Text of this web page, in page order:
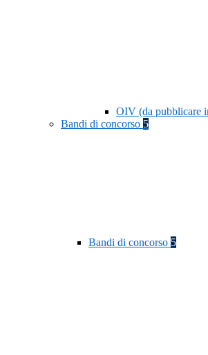
OIV (da pubblicare
Bandi di concorso 5
Bandi di concorso 5